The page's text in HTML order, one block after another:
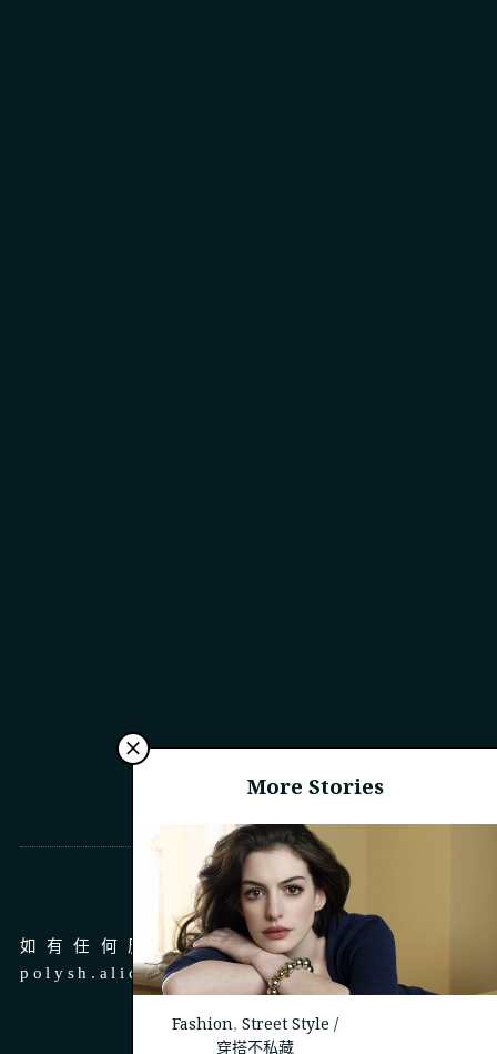
More Stories
Fashion, Street Style /
穿搭不私藏
商務合作
如有任何廣告、商務合作，請 email 至
polysh.alice@gmail.com